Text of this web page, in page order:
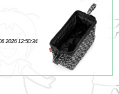
2026 12:50:34